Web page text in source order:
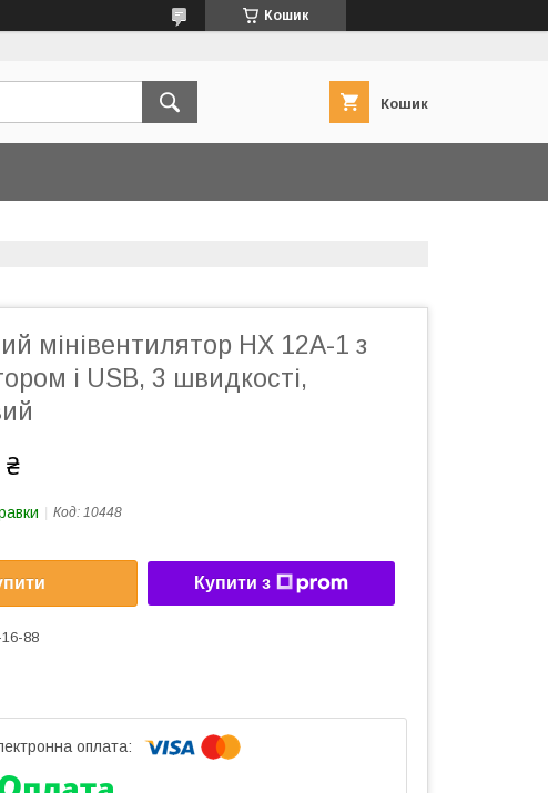
Кошик
Кошик
мінівентилятор HX 12A-1 з
і USB, 3 швидкості,
₴
Код: 10448
Купити з
88